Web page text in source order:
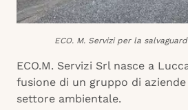
ECO. M. Servizi per la
ECO.M. Servizi Srl nasce a
fusione di un gruppo di
settore ambientale.